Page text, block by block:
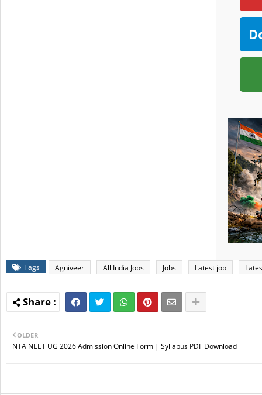
Tags Agniveer All India Jobs Jobs Latest job
OLDER
NTA NEET UG 2026 Admission Online Form | Syllabus PDF Download